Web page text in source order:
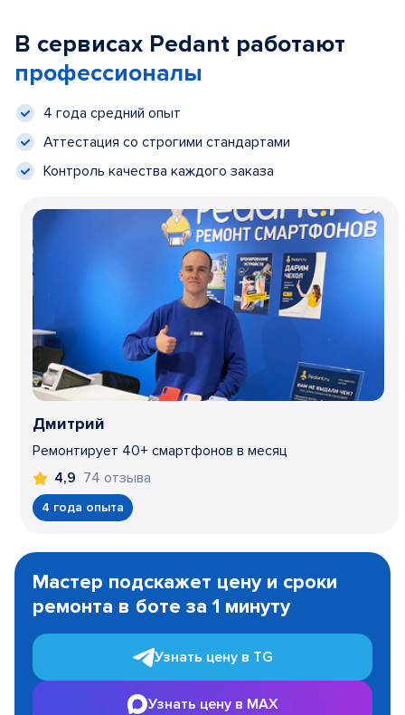
В сервисах Pedant работают
профессионалы
4 года средний опыт
Аттестация со строгими стандартами
Контроль качества каждого заказа
Дмитрий
Ремонтирует 40+ смартфонов в месяц
4,9 74 отзыва
4 года опыта
1
Мастер подскажет цену и сроки
ремонта в боте за 1 минуту
Узнать цену в TG
Узнать цену в MAX